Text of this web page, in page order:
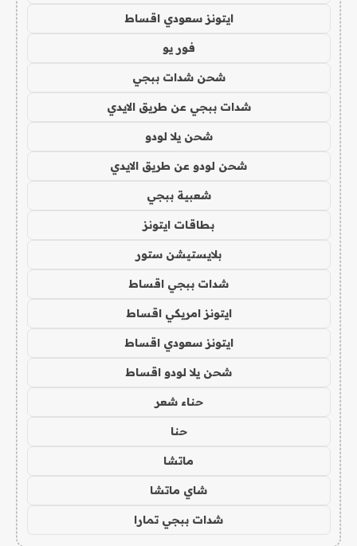
ايتونز سعودي اقساط
فور يو
شحن شدات ببجي
شدات ببجي عن طريق الايدي
شحن يلا لودو
شحن لودو عن طريق الايدي
شعبية ببجي
بطاقات ايتونز
بلايستيشن ستور
شدات ببجي اقساط
ايتونز امريكي اقساط
ايتونز سعودي اقساط
شحن يلا لودو اقساط
حناء شعر
حنا
ماتشا
شاي ماتشا
شدات ببجي تمارا